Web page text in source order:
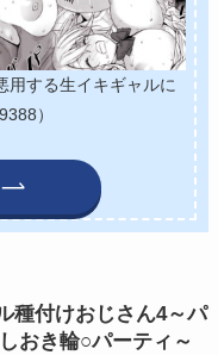
用する生イキギャルに
）
種付けおじさん4～パ
おき輪○パーティ～